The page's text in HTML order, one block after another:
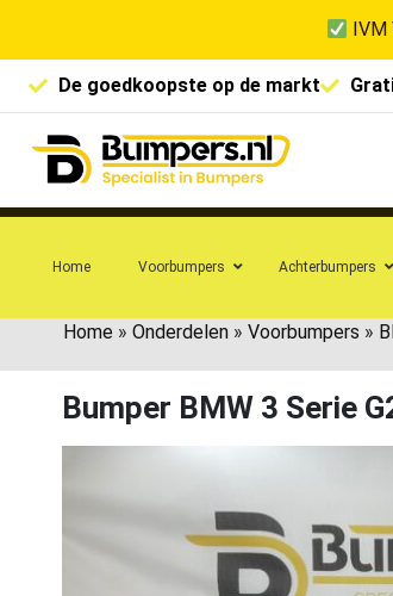
De goedkoopste op de markt
Home Voorbumpers Achterbumpers
Home » Onderdelen » Voorbumpers »
Bumper BMW 3 Serie